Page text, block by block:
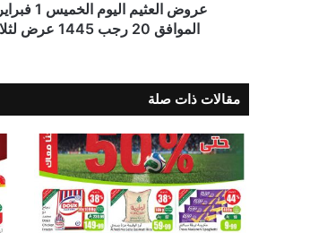
الموافق 20 رجب 1445 عرض لثلاثة أيام
مقالات ذات صلة